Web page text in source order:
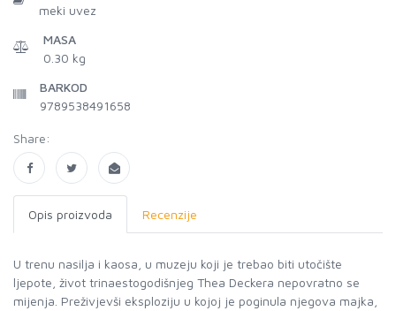
meki uvez
MASA
0.30 kg
BARKOD
9789538491658
Share:
Opis proizvoda Recenzije
U trenu nasilja i kaosa, u muzeju koji je trebao biti utočište
ljepote, život trinaestogodišnjeg Thea Deckera nepovratno se
mijenja. Preživjevši eksploziju u kojoj je poginula njegova majka,